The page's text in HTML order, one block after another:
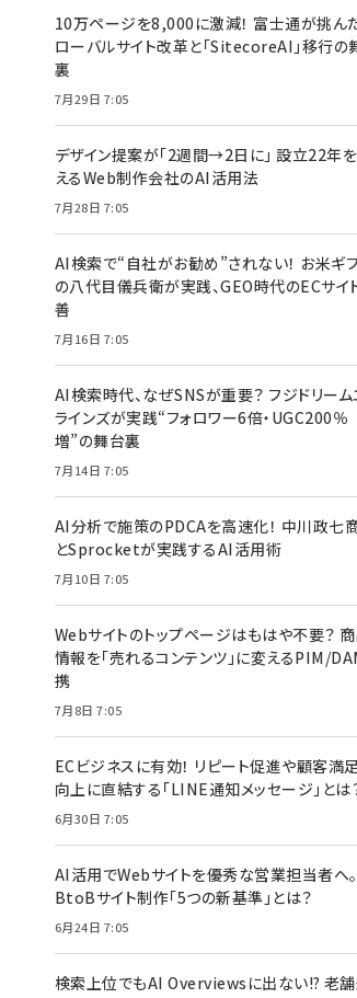
10万ページを8,000に激減！ 富士通が挑ん
ローバルサイト改革と「SitecoreAI」移行の
裏
7月29日 7:05
デザイン提案が「2週間→2日に」 設立22年
えるWeb制作会社のAI活用法
7月28日 7:05
AI検索で“自社がお勧め”されない！ お米ギ
の八代目儀兵衛が実践、GEO時代のECサイ
善
7月16日 7:05
AI検索時代、なぜSNSが重要？ フジドリーム
ラインズが実践“フォロワー6倍・UGC200％
増”の舞台裏
7月14日 7:05
AI分析で施策のPDCAを高速化！ 中川政七
とSprocketが実践するAI活用術
7月10日 7:05
Webサイトのトップページはもはや不要？
情報を「売れるコンテンツ」に変えるPIM/
携
7月8日 7:05
ECビジネスに有効！ リピート促進や顧客満
向上に直結する「LINE通知メッセージ」とは
6月30日 7:05
AI活用でWebサイトを優秀な営業担当者へ。
BtoBサイト制作「5つの新基準」とは？
6月24日 7:05
検索上位でもAI Overviewsに出ない!? 老